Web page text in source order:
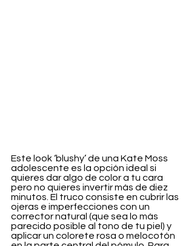
Este look ‘blushy’ de una Kate Moss
adolescente es la opción ideal si
quieres dar algo de color a tu cara
pero no quieres invertir más de diez
minutos. El truco consiste en cubrir las
ojeras e imperfecciones con un
corrector natural (que sea lo más
parecido posible al tono de tu piel) y
aplicar un colorete rosa o melocotón